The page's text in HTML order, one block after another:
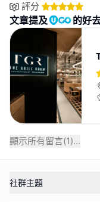
評分
文章提及 的好
顯示所有留言(1)...
社群主題